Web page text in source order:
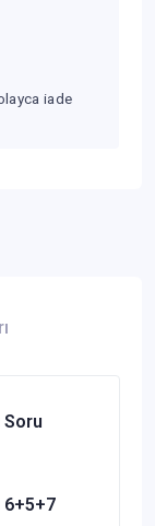
iade
Soru
6+5+7